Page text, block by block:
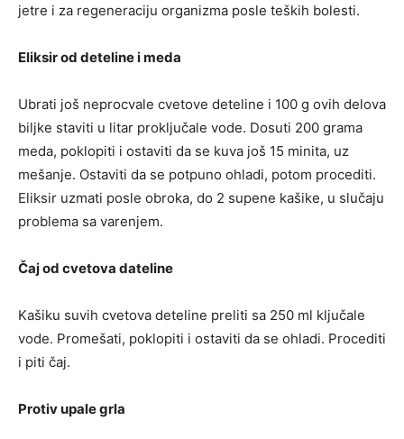
jetre i za regeneraciju organizma posle teških bolesti.
Eliksir od deteline i meda
Ubrati još neprocvale cvetove deteline i 100 g ovih delova
biljke staviti u litar proključale vode. Dosuti 200 grama
meda, poklopiti i ostaviti da se kuva još 15 minita, uz
mešanje. Ostaviti da se potpuno ohladi, potom procediti.
Eliksir uzmati posle obroka, do 2 supene kašike, u slučaju
problema sa varenjem.
Čaj od cvetova dateline
Kašiku suvih cvetova deteline preliti sa 250 ml ključale
vode. Promešati, poklopiti i ostaviti da se ohladi. Procediti
i piti čaj.
Protiv upale grla